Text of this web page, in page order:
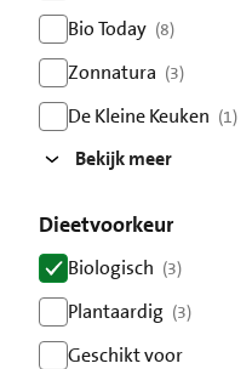
resultaten
Bio Today (8)
resultaten
Zonnatura (3)
resultaten
De Kleine Keuken (1)
Bekijk meer
Dieetvoorkeur
Biologisch (3)
resultaten
Plantaardig (3)
resultaten
Geschikt voor